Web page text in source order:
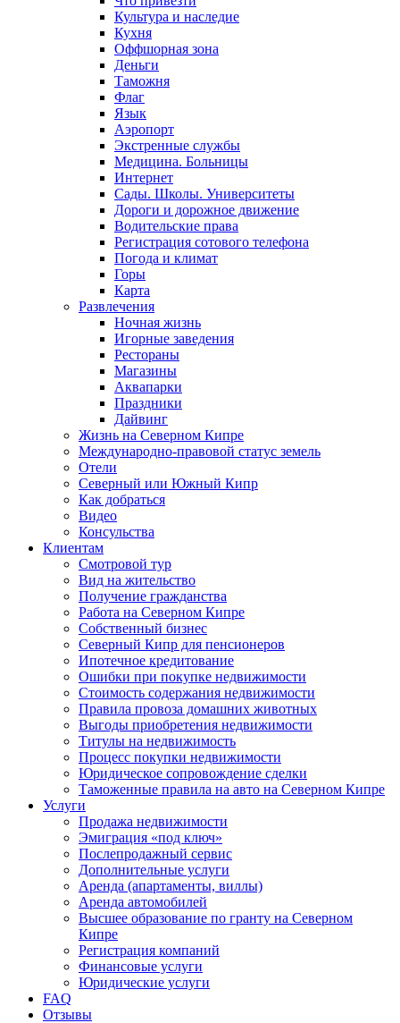
Культура и наследие
Кухня
Оффшорная зона
Деньги
Таможня
Флаг
Язык
Аэропорт
Экстренные службы
Медицина. Больницы
Интернет
Сады. Школы. Университеты
Дороги и дорожное движение
Водительские права
Регистрация сотового телефона
Погода и климат
Горы
Карта
Развлечения
Ночная жизнь
Игорные заведения
Рестораны
Магазины
Аквапарки
Праздники
Дайвинг
Жизнь на Северном Кипре
Международно-правовой статус земель
Отели
Северный или Южный Кипр
Как добраться
Видео
Консульства
Клиентам
Смотровой тур
Вид на жительство
Получение гражданства
Работа на Северном Кипре
Собственный бизнес
Северный Кипр для пенсионеров
Ипотечное кредитование
Ошибки при покупке недвижимости
Стоимость содержания недвижимости
Правила провоза домашних животных
Выгоды приобретения недвижимости
Титулы на недвижимость
Процесс покупки недвижимости
Юридическое сопровождение сделки
Таможенные правила на авто на Северном Кипре
Услуги
Продажа недвижимости
Эмиграция «под ключ»
Послепродажный сервис
Дополнительные услуги
Аренда (апартаменты, виллы)
Аренда автомобилей
Высшее образование по гранту на Северном
Кипре
Регистрация компаний
Финансовые услуги
Юридические услуги
FAQ
Отзывы